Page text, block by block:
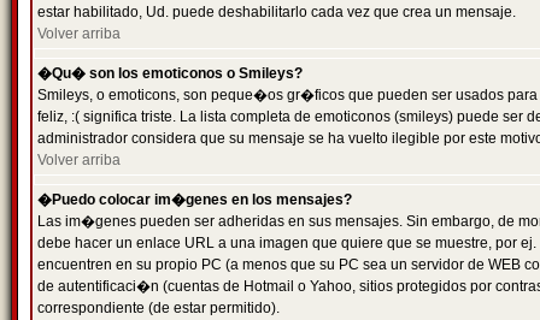
estar habilitado, Ud. puede deshabilitarlo cada vez que crea un mensaje.
Volver arriba
�Qu� son los emoticonos o Smileys?
Smileys, o emoticons, son peque�os gr�ficos que pueden ser usados
feliz, :( significa triste. La lista completa de emoticonos (smileys) puede
administrador considera que su mensaje se ha vuelto ilegible por este
Volver arriba
�Puedo colocar im�genes en los mensajes?
Las im�genes pueden ser adheridas en sus mensajes. Sin embargo, de
debe hacer un enlace URL a una imagen que quiere que se muestre, por
encuentren en su propio PC (a menos que su PC sea un servidor de
de autentificaci�n (cuentas de Hotmail o Yahoo, sitios protegidos por
correspondiente (de estar permitido).